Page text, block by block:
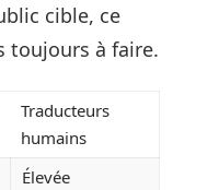
cible, ce
toujours à faire.
Traducteurs
humains
Élevée